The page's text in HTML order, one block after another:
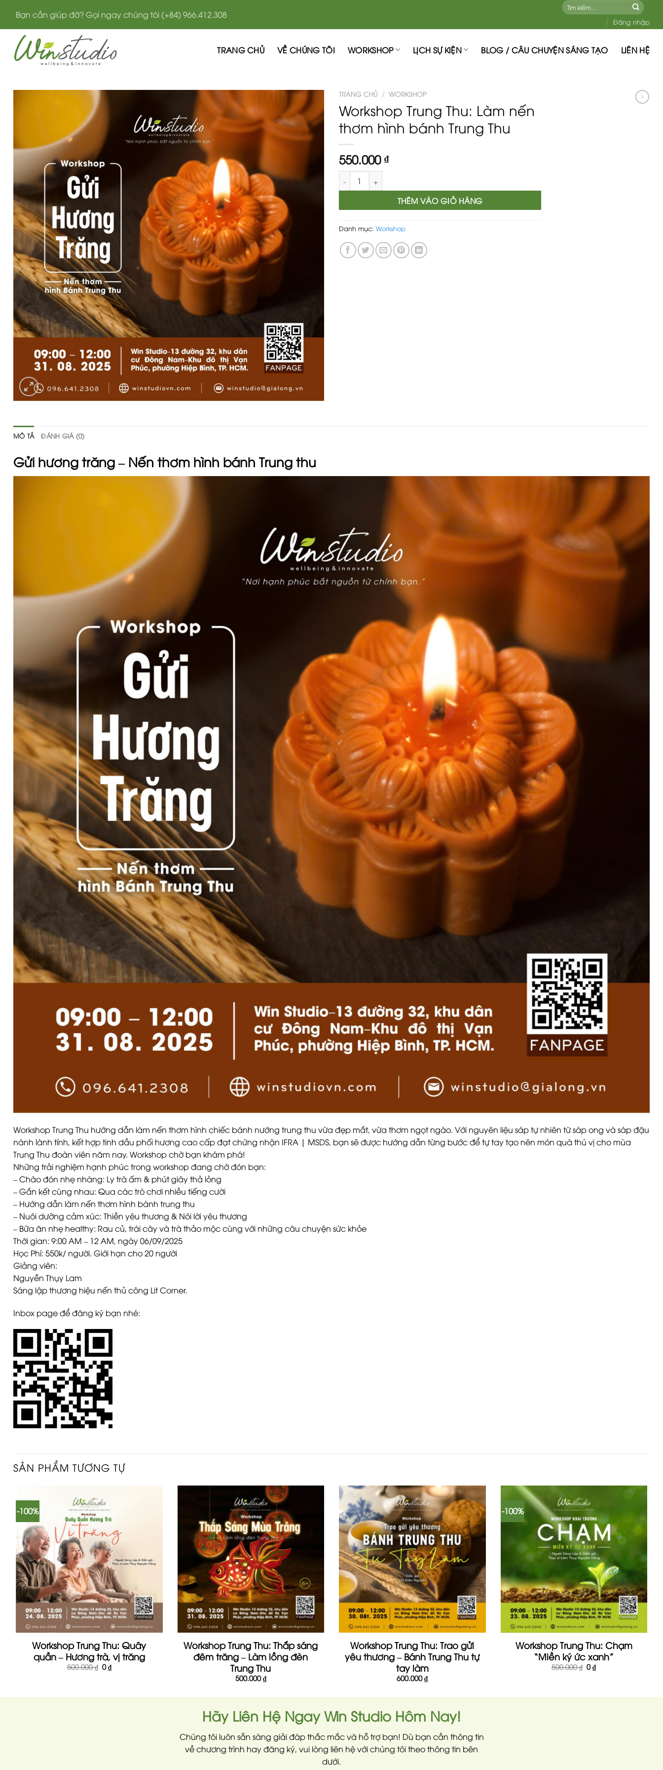
nội
dung
Bạn cần giúp đỡ? Gọi ngay chúng tôi (+84) 966.412.308
Tìm
kiếm:
Đăng nhập
TRANG CHỦ VỀ CHÚNG TÔI WORKSHOP LỊCH SỰ KIỆN BLOG / CÂU CHUYỆN SÁNG TẠO LIÊN HỆ
TRANG CHỦ / WORKSHOP
Workshop Trung Thu: Làm nến
thơm hình bánh Trung Thu
550.000 ₫
Workshop Trung Thu: Làm nến thơm hình bánh Trung Thu số lượng
THÊM VÀO GIỎ HÀNG
Danh mục: Workshop
MÔ TẢ ĐÁNH GIÁ (0)
Gửi hương trăng – Nến thơm hình bánh Trung thu
Workshop Trung Thu hướng dẫn làm nến thơm hình chiếc bánh nướng trung thu vừa đẹp mắt, vừa thơm ngọt ngào. Với nguyên liệu sáp tự nhiên từ sáp ong và sáp đậu
nành lành tính, kết hợp tinh dầu phối hương cao cấp đạt chứng nhận IFRA | MSDS, bạn sẽ được hướng dẫn từng bước để tự tay tạo nên món quà thú vị cho mùa
Trung Thu đoàn viên năm nay. Workshop chờ bạn khám phá!
Những trải nghiệm hạnh phúc trong workshop đang chờ đón bạn:
– Chào đón nhẹ nhàng: Ly trà ấm & phút giây thả lỏng
– Gắn kết cùng nhau: Qua các trò chơi nhiều tiếng cười
– Hướng dẫn làm nến thơm hình bánh trung thu
– Nuôi dưỡng cảm xúc: Thiền yêu thương & Nói lời yêu thương
– Bữa ăn nhẹ healthy: Rau củ, trái cây và trà thảo mộc cùng với những câu chuyện sức khỏe
Thời gian: 9:00 AM – 12 AM, ngày 06/09/2025
Học Phí: 550k/ người. Giới hạn cho 20 người
Giảng viên:
Nguyễn Thụy Lam
Sáng lập thương hiệu nến thủ công Lit Corner.
Inbox page để đăng ký bạn nhé:
SẢN PHẨM TƯƠNG TỰ
-100%
Workshop Trung Thu: Quây
quần – Hương trà, vị trăng
500.000₫ Giá
gốc
0₫Giá
hiện
Workshop Trung Thu: Thắp sáng
đêm trăng – Làm lồng đèn
Trung Thu
500.000₫
Workshop Trung Thu: Trao gửi
yêu thương – Bánh Trung Thu tự
tay làm
600.000₫
-100%
Workshop Trung Thu: Chạm
“Miền ký ức xanh”
500.000₫ Giá
gốc
0₫Giá
hiện
Hãy Liên Hệ Ngay Win Studio Hôm Nay!
Chúng tôi luôn sẵn sàng giải đáp thắc mắc và hỗ trợ bạn! Dù bạn cần thông tin
về chương trình hay đăng ký, vui lòng liên hệ với chúng tôi theo thông tin bên
dưới.